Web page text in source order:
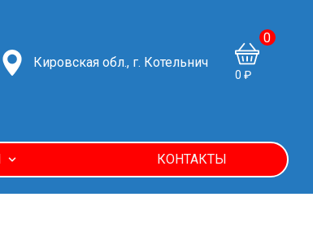
КОНТАКТЫ
Кировская обл., г. Котельнич
0 ₽
0